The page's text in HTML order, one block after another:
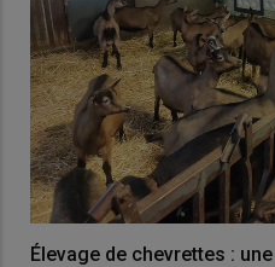
Élevage de chevrettes :